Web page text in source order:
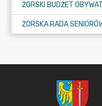
ŻORSKI BUDŻET
ŻORSKA RADA